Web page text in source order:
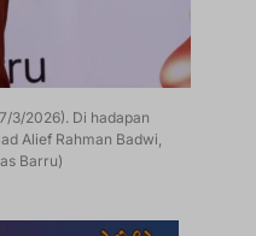
3/2026). Di hadapan
Alief Rahman Badwi,
Barru)